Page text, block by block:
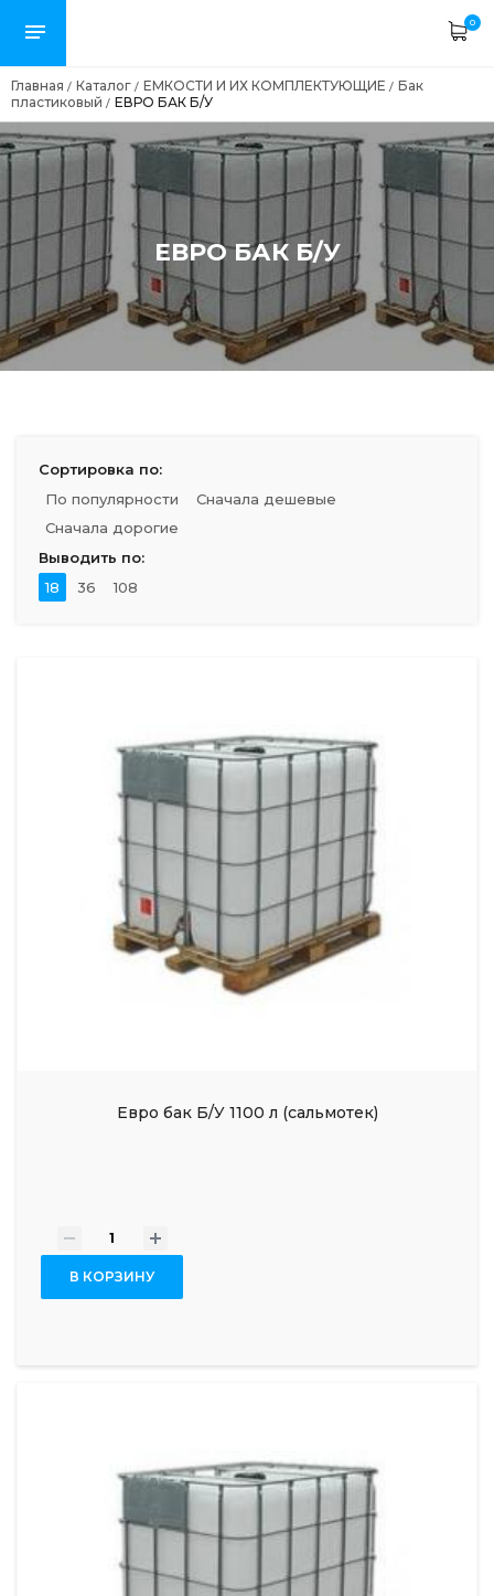
0
Главная / Каталог / ЕМКОСТИ И ИХ КОМПЛЕКТУЮЩИЕ / Бак
пластиковый / ЕВРО БАК Б/У
ЕВРО БАК Б/У
Сортировка по:
По популярности
Сначала дешевые
Сначала дорогие
Выводить по:
18
36 108
Евро бак Б/У 1100 л (сальмотек)
- +
В КОРЗИНУ